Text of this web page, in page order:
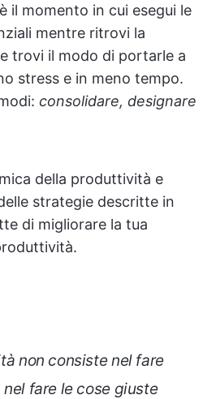
il momento in cui esegui le
mentre ritrovi la
trovi il modo di portarle a
stress e in meno tempo.
consolidare, designare
della produttività e
strategie descritte in
di migliorare la tua
non consiste nel fare
fare le cose giuste